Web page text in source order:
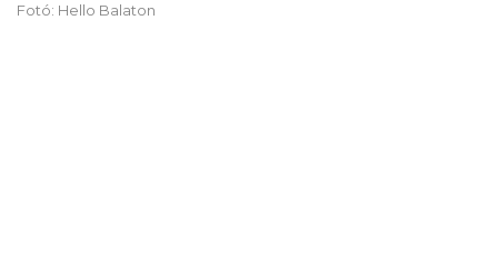
Fotó: Hello Balaton